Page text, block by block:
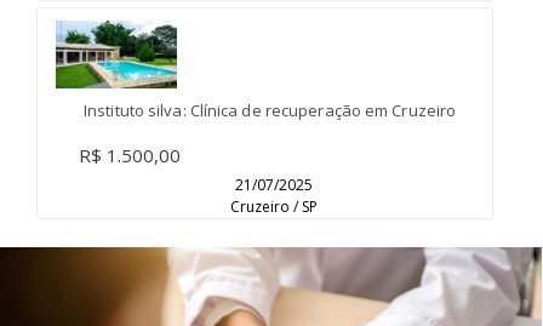
Instituto silva: Clínica de recuperação em Cruzeiro
R$ 1.500,00
21/07/2025
Cruzeiro / SP